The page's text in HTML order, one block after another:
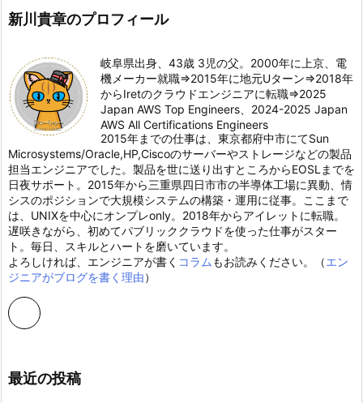
新川貴章のプロフィール
岐阜県出身、43歳 3児の父。2000年に上京、電
機メーカー就職⇒2015年に地元Uターン⇒2018年
からIretのクラウドエンジニアに転職⇒2025
Japan AWS Top Engineers、2024-2025 Japan
AWS All Certifications Engineers
2015年までの仕事は、東京都府中市にてSun
Microsystems/Oracle,HP,Ciscoのサーバーやストレージなどの製品
担当エンジニアでした。製品を世に送り出すところからEOSLまでを
日夜サポート。2015年から三重県四日市市の半導体工場に異動、情
シスのポジションで大規模システムの構築・運用に従事。ここまで
は、UNIXを中心にオンプレonly。2018年からアイレットに転職。
遅咲きながら、初めてパブリッククラウドを使った仕事がスター
ト。毎日、スキルとハートを磨いています。
よろしければ、エンジニアが書く コラムもお読みください。（エン
ジニアがブログを書く理由）
最近の投稿